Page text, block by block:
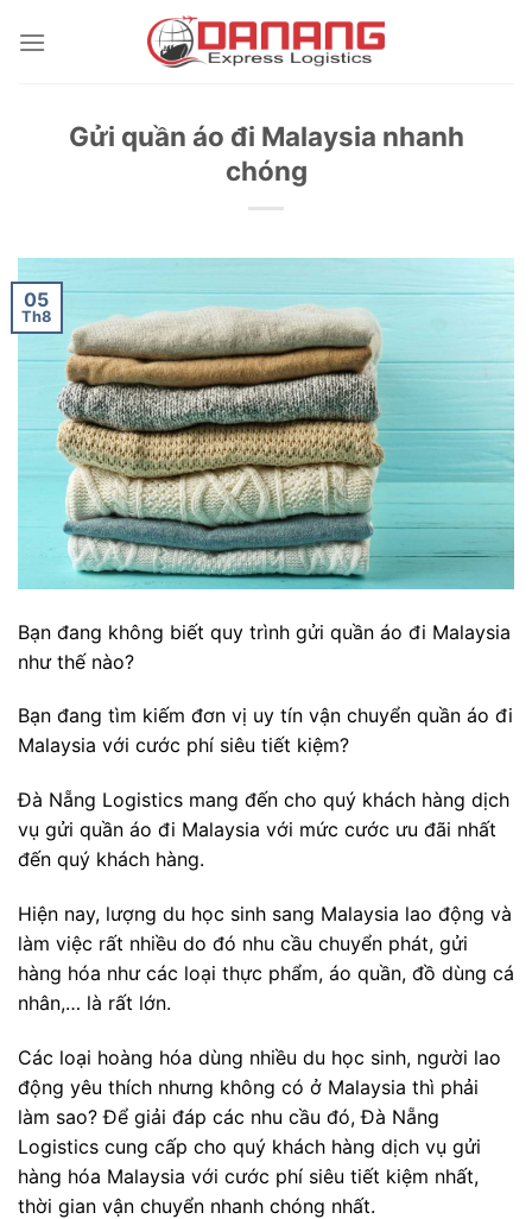
Gửi quần áo đi Malaysia nhanh
chóng
05
Th8
Bạn đang không biết quy trình gửi quần áo đi Malaysia
như thế nào?
Bạn đang tìm kiếm đơn vị uy tín vận chuyển quần áo đi
Malaysia với cước phí siêu tiết kiệm?
Đà Nẵng Logistics mang đến cho quý khách hàng dịch
vụ gửi quần áo đi Malaysia với mức cước ưu đãi nhất
đến quý khách hàng.
Hiện nay, lượng du học sinh sang Malaysia lao động và
làm việc rất nhiều do đó nhu cầu chuyển phát, gửi
hàng hóa như các loại thực phẩm, áo quần, đồ dùng cá
nhân,… là rất lớn.
Các loại hoàng hóa dùng nhiều du học sinh, người lao
động yêu thích nhưng không có ở Malaysia thì phải
làm sao? Để giải đáp các nhu cầu đó, Đà Nẵng
Logistics cung cấp cho quý khách hàng dịch vụ gửi
hàng hóa Malaysia với cước phí siêu tiết kiệm nhất,
thời gian vận chuyển nhanh chóng nhất.